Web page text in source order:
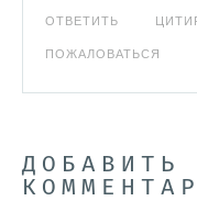
ОТВЕТИТЬ
ПОЖАЛОВАТЬСЯ
ДОБАВИТЬ